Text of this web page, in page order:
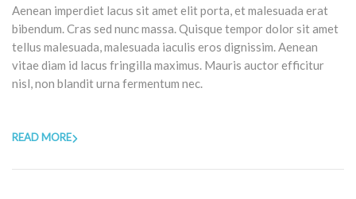
Aenean imperdiet lacus sit amet elit porta, et malesuada erat
bibendum. Cras sed nunc massa. Quisque tempor dolor sit amet
tellus malesuada, malesuada iaculis eros dignissim. Aenean
vitae diam id lacus fringilla maximus. Mauris auctor efficitur
nisl, non blandit urna fermentum nec.
READ MORE